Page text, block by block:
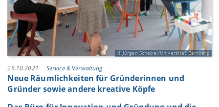
Jürgen Schabel/Universität Bamberg
26.10.2021 Service & Verwaltung
Neue Räumlichkeiten für Gründerinnen und
Gründer sowie andere kreative Köpfe